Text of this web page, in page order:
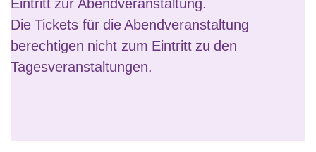
Eintritt zur Abendveranstaltung.
Die Tickets für die Abendveranstaltung
berechtigen nicht zum Eintritt zu den
Tagesveranstaltungen.